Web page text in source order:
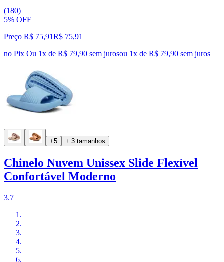
(180)
5% OFF
Preço R$ 75,91R$ 75,91
no Pix Ou 1x de R$ 79,90 sem jurosou 1x de R$ 79,90 sem juros
+5 + 3 tamanhos
Chinelo Nuvem Unissex Slide Flexível
Confortável Moderno
3.7